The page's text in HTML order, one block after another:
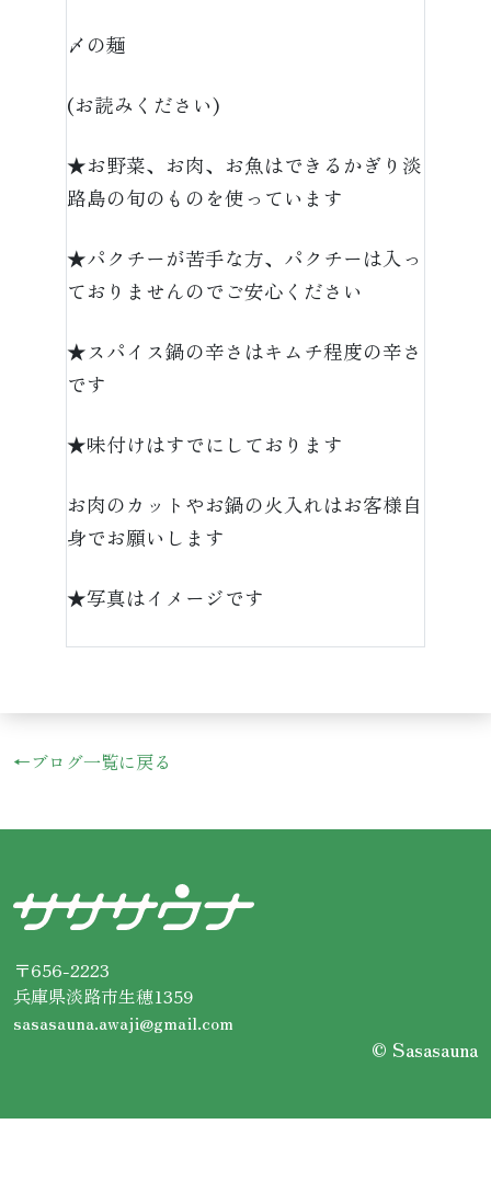
〆の麺
(お読みください)
★お野菜、お肉、お魚はできるかぎり淡
路島の旬のものを使っています
★パクチーが苦手な方、パクチーは入っ
ておりませんのでご安心ください
★スパイス鍋の辛さはキムチ程度の辛さ
です
★味付けはすでにしております
お肉のカットやお鍋の火入れはお客様自
身でお願いします
★写真はイメージです
←ブログ一覧に戻る
〒656-2223
兵庫県淡路市生穂1359
sasasauna.awaji@gmail.com
© Sasasauna